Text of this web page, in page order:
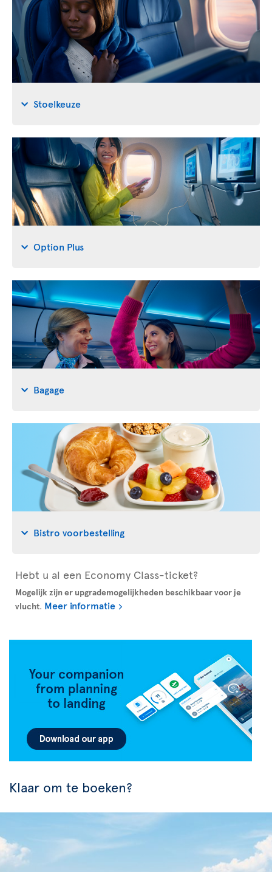
Stoelkeuze
Option Plus
Bagage
Bistro voorbestelling
Hebt u al een Economy Class-ticket?
Mogelijk zijn er upgrademogelijkheden beschikbaar voor je
vlucht. Meer informatie
Klaar om te boeken?